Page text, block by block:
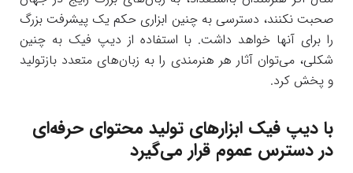
صحبت نکنند، دسترسی به چنین ابزاری حکم یک پیشرفت بزرگ
را برای آنها خواهد داشت. با استفاده از دیپ فیک به چنین
شکلی، می‌توان آثار هر هنرمندی را به زبان‌های متعدد بازتولید
و پخش کرد.
با دیپ فیک ابزارهای تولید محتوای حرفه‌ای
در دسترس عموم قرار می‌گیرد